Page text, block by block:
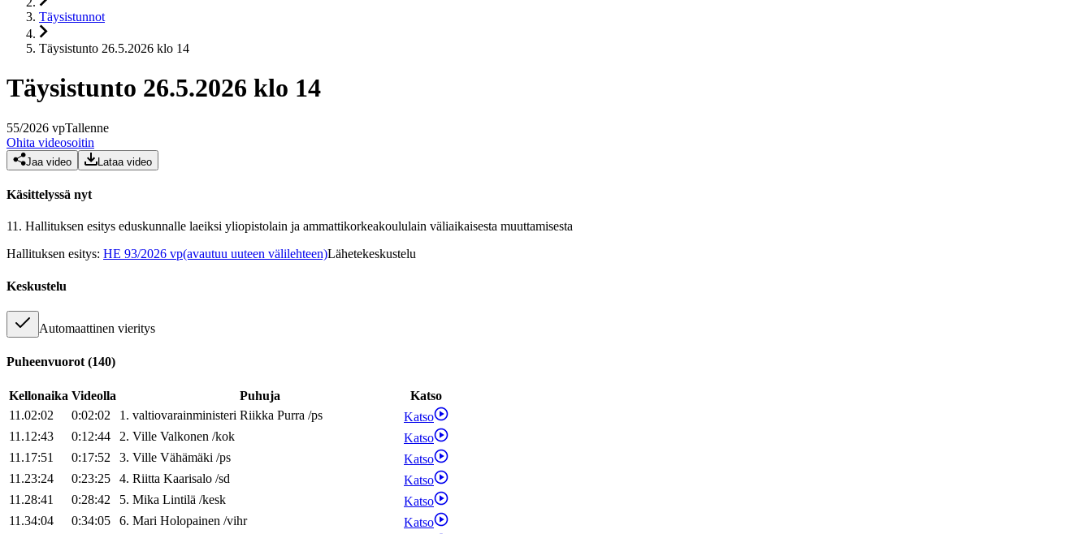
Täysistunnot
Täysistunto 26.5.2026 klo 14
Täysistunto 26.5.2026 klo 14
55/2026 vpTallenne
Ohita videosoitin
Jaa video Lataa video
Käsittelyssä nyt
11. Hallituksen esitys eduskunnalle laeiksi yliopistolain ja ammattikorkeakoululain väliaikaisesta muuttamisesta
Hallituksen esitys: HE 93/2026 vp(avautuu uuteen välilehteen)Lähetekeskustelu
Keskustelu
Automaattinen vieritys
Puheenvuorot (140)
Kellonaika Videolla Puhuja
Katso
11.02:02
0:02:02 1. valtiovarainministeri Riikka Purra /ps
Katso
11.12:43
0:12:44 2. Ville Valkonen /kok
Katso
11.17:51
0:17:52 3. Ville Vähämäki /ps
Katso
11.23:24
0:23:25 4. Riitta Kaarisalo /sd
Katso
11.28:41
0:28:42 5. Mika Lintilä /kesk
Katso
11.34:04
0:34:05 6. Mari Holopainen /vihr
Katso